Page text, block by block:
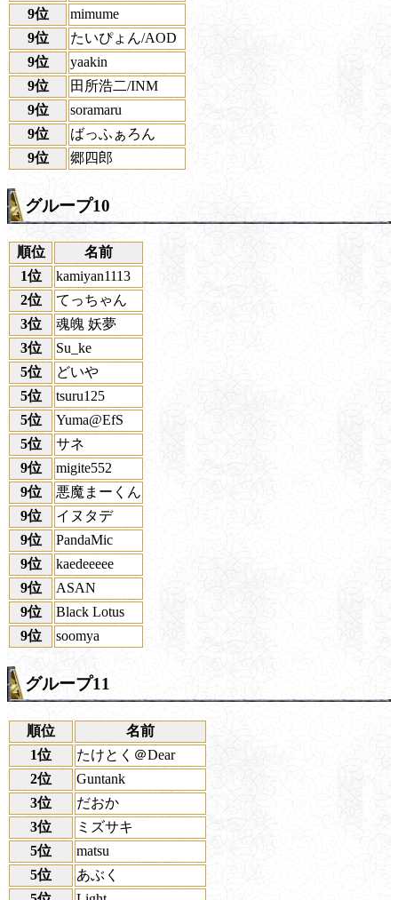
9位
mimume
9位
たいぴょん/AOD
9位
yaakin
9位
田所浩二/INM
9位
soramaru
9位
ばっふぁろん
9位
郷四郎
グループ10
順位
名前
1位
kamiyan1113
2位
てっちゃん
3位
魂魄 妖夢
3位
Su_ke
5位
どいや
5位
tsuru125
5位
Yuma@EfS
5位
サネ
9位
migite552
9位
悪魔まーくん
9位
イヌタデ
9位
PandaMic
9位
kaedeeeee
9位
ASAN
9位
Black Lotus
9位
soomya
グループ11
順位
名前
1位
たけとく＠Dear
2位
Guntank
3位
だおか
3位
ミズサキ
5位
matsu
5位
あぶく